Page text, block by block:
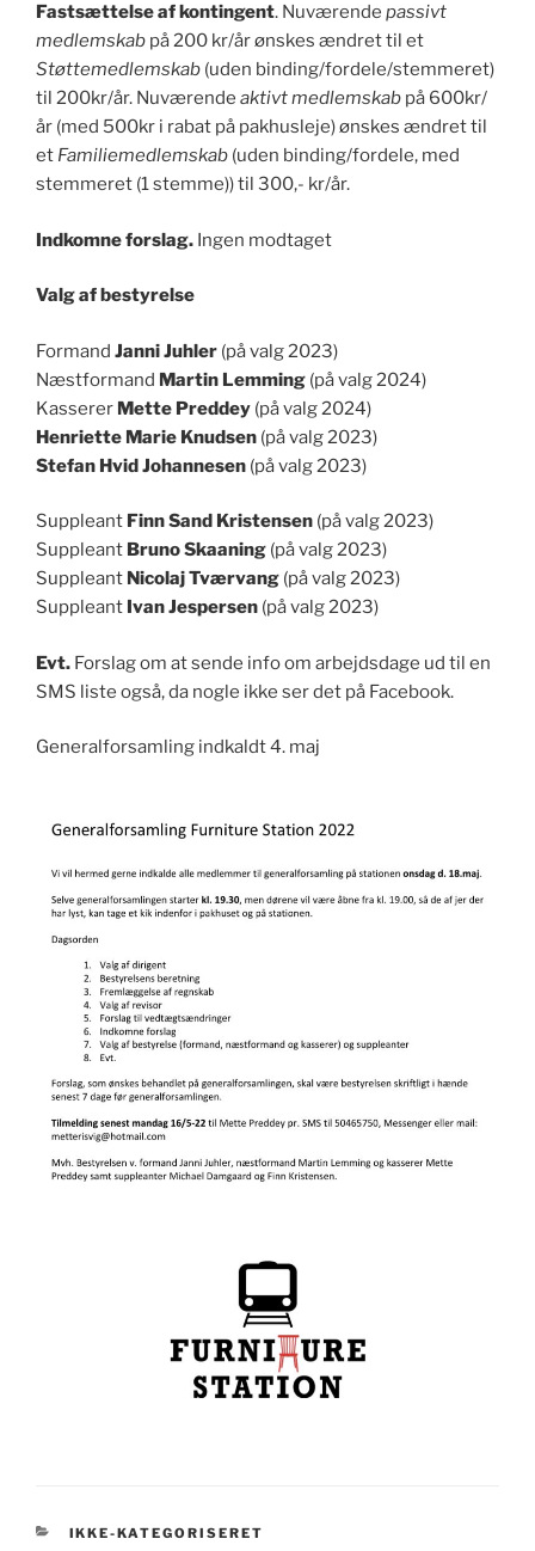
Fastsættelse af kontingent. Nuværende passivt
medlemskab på 200 kr/år ønskes ændret til et
Støttemedlemskab (uden binding/fordele/stemmeret)
til 200kr/år. Nuværende aktivt medlemskab på 600kr/
år (med 500kr i rabat på pakhusleje) ønskes ændret til
et Familiemedlemskab (uden binding/fordele, med
stemmeret (1 stemme)) til 300,- kr/år.
Indkomne forslag. Ingen modtaget
Valg af bestyrelse
Formand Janni Juhler (på valg 2023)
Næstformand Martin Lemming (på valg 2024)
Kasserer Mette Preddey (på valg 2024)
Henriette Marie Knudsen (på valg 2023)
Stefan Hvid Johannesen (på valg 2023)
Suppleant Finn Sand Kristensen (på valg 2023)
Suppleant Bruno Skaaning (på valg 2023)
Suppleant Nicolaj Tværvang (på valg 2023)
Suppleant Ivan Jespersen (på valg 2023)
Evt. Forslag om at sende info om arbejdsdage ud til en
SMS liste også, da nogle ikke ser det på Facebook.
Generalforsamling indkaldt 4. maj
KATEGORIER
IKKE-KATEGORISERET